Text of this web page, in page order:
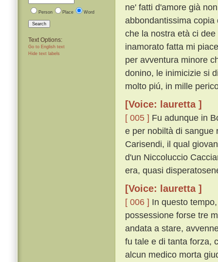
Person Place Word
Search
Text Options:
Go to English text
Hide text labels
ne' fatti d'amore già
abbondantissima
che la nostra età ci
inamorato fatta mi
per avventura minore
donino, le inimicizie si
molto piú, in mille
[Voice: lauretta ]
[ 005 ] Fu adunque in
e per nobiltà di sangue
Carisendi, il qual
d'un Niccoluccio
era, quasi
[Voice: lauretta ]
[ 006 ] In questo
possessione forse tre
andata a stare,
fu tale e di tanta forza,
alcun medico morta